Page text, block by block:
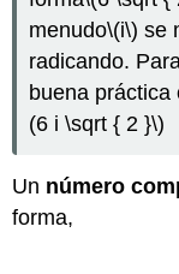
menudo\(i\) se
radicando.
buena práctica
(6 i \sqrt { 2 }\)
Un número
forma,